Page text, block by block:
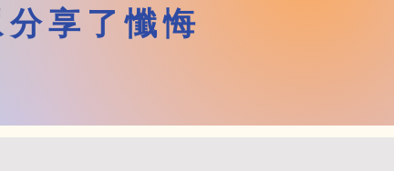
享了懺悔